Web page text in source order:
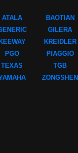
ATALA
KEEWAY
PGO
TEXAS
BAOTIAN
GILERA
KREIDLER
PIAGGIO
TGB
ZONGSHEN